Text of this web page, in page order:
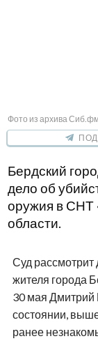
Фото из архива
Бердский
дело об
оружия в СНТ
области.
Суд рассмотрит
жителя города
30 мая Дмитрий
состоянии,
ранее